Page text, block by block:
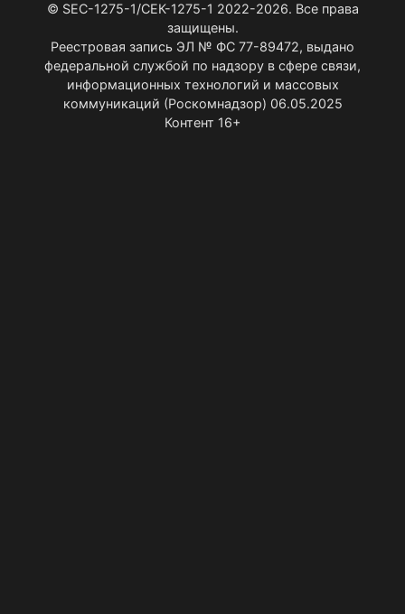
© SEC-1275-1/СЕК-1275-1 2022-2026. Все права
защищены.
Реестровая запись ЭЛ № ФС 77-89472, выдано
федеральной службой по надзору в сфере связи,
информационных технологий и массовых
коммуникаций (Роскомнадзор) 06.05.2025
Контент 16+